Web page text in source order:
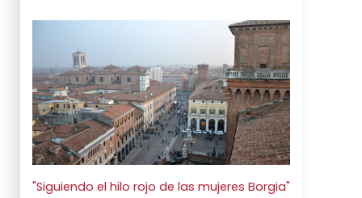
"Siguiendo el hilo rojo de las mujeres Borgia"